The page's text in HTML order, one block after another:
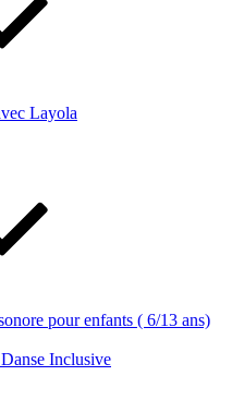
Layola
pour enfants ( 6/13 ans)
Inclusive